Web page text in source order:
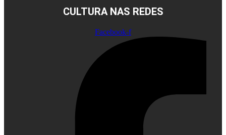
CULTURA NAS REDES
Facebook-f